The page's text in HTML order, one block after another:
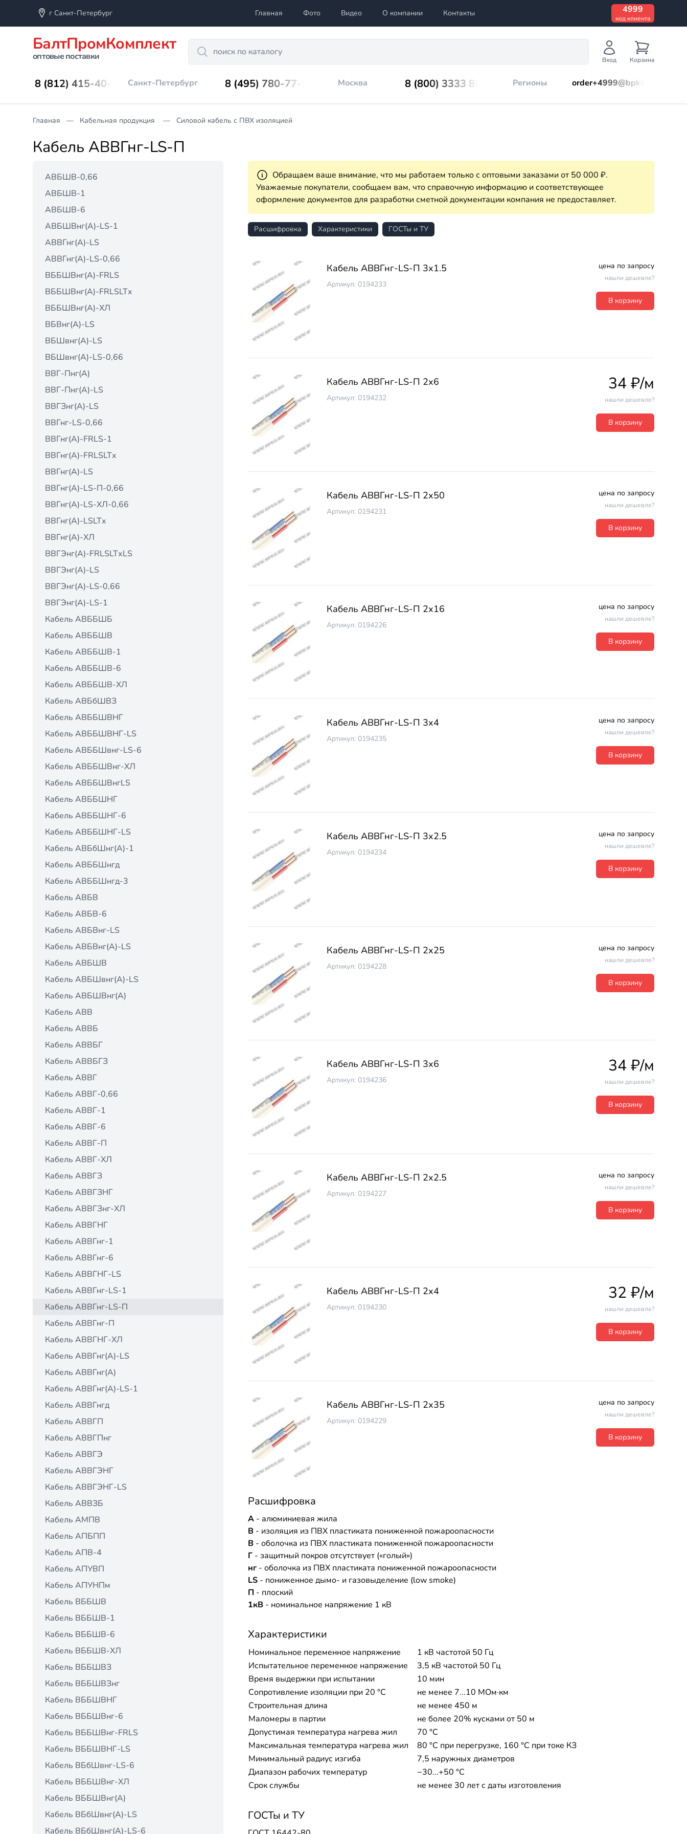
г Санкт-Петербург Главная Фото Видео О компании Контакты 4999
код клиента
БалтПромКомплект
оптовые поставки
Search
Вход Корзина
8 (812) 415-40-45 Санкт-Петербург 8 (495) 780-77-98 Москва 8 (800) 3333 899 Регионы order+4999@bpks.ru
Главная Кабельная продукция Силовой кабель с ПВХ изоляцией
Кабель АВВГнг-LS-П
АВБШВ-0,66
АВБШВ-1
АВБШВ-6
АВБШВнг(А)-LS-1
АВВГнг(А)-LS
АВВГнг(А)-LS-0,66
ВББШВнг(А)-FRLS
ВББШВнг(А)-FRLSLTх
ВББШВнг(А)-ХЛ
ВБВнг(А)-LS
ВБШвнг(А)-LS
ВБШвнг(А)-LS-0,66
ВВГ-Пнг(А)
ВВГ-Пнг(А)-LS
ВВГЗнг(А)-LS
ВВГнг-LS-0,66
ВВГнг(А)-FRLS-1
ВВГнг(А)-FRLSLTх
ВВГнг(А)-LS
ВВГнг(А)-LS-П-0,66
ВВГнг(А)-LS-ХЛ-0,66
ВВГнг(А)-LSLTх
ВВГнг(А)-ХЛ
ВВГЭнг(А)-FRLSLTхLS
ВВГЭнг(А)-LS
ВВГЭнг(А)-LS-0,66
ВВГЭнг(А)-LS-1
Кабель АВББШБ
Кабель АВББШВ
Кабель АВББШВ-1
Кабель АВББШВ-6
Кабель АВББШВ-ХЛ
Кабель АВБбШВЗ
Кабель АВББШВНГ
Кабель АВББШВНГ-LS
Кабель АВББШвнг-LS-6
Кабель АВББШВнг-ХЛ
Кабель АВББШВнгLS
Кабель АВББШНГ
Кабель АВББШНГ-6
Кабель АВББШНГ-LS
Кабель АВБбШнг(А)-1
Кабель АВББШнгд
Кабель АВББШнгд-3
Кабель АВБВ
Кабель АВБВ-6
Кабель АВБВнг-LS
Кабель АВБВнг(A)-LS
Кабель АВБШВ
Кабель АВБШвнг(A)-LS
Кабель АВБШВнг(А)
Кабель АВВ
Кабель АВВБ
Кабель АВВБГ
Кабель АВВБГЗ
Кабель АВВГ
Кабель АВВГ-0,66
Кабель АВВГ-1
Кабель АВВГ-6
Кабель АВВГ-П
Кабель АВВГ-ХЛ
Кабель АВВГЗ
Кабель АВВГЗНГ
Кабель АВВГЗнг-ХЛ
Кабель АВВГНГ
Кабель АВВГнг-1
Кабель АВВГнг-6
Кабель АВВГНГ-LS
Кабель АВВГнг-LS-1
Кабель АВВГнг-LS-П
Кабель АВВГнг-П
Кабель АВВГНГ-ХЛ
Кабель АВВГнг(A)-LS
Кабель АВВГнг(А)
Кабель АВВГнг(А)-LS-1
Кабель АВВГнгд
Кабель АВВГП
Кабель АВВГПнг
Кабель АВВГЭ
Кабель АВВГЭНГ
Кабель АВВГЭНГ-LS
Кабель АВВЗБ
Кабель АМПВ
Кабель АПБПП
Кабель АПВ-4
Кабель АПУВП
Кабель АПУНПм
Кабель ВББШВ
Кабель ВББШВ-1
Кабель ВББШВ-6
Кабель ВББШВ-ХЛ
Кабель ВББШВЗ
Кабель ВББШВЗнг
Кабель ВББШВНГ
Кабель ВББШВнг-6
Кабель ВББШВнг-FRLS
Кабель ВББШВНГ-LS
Кабель ВБбШвнг-LS-6
Кабель ВББШВнг-ХЛ
Кабель ВББШВнг(А)
Кабель ВБбШвнг(А)-LS
Кабель ВБбШвнг(А)-LS-6
Обращаем ваше внимание, что мы работаем только с оптовыми заказами от 50 000 ₽.
Уважаемые покупатели, сообщаем вам, что справочную информацию и соответствующее
оформление документов для разработки сметной документации компания не предоставляет.
Расшифровка Характеристики ГОСТы и ТУ
Кабель АВВГнг-LS-П 3х1.5
Артикул: 0194233
цена по запросу
нашли дешевле?
В корзину
Кабель АВВГнг-LS-П 2х6
Артикул: 0194232
34 ₽/м
нашли дешевле?
В корзину
Кабель АВВГнг-LS-П 2х50
Артикул: 0194231
цена по запросу
нашли дешевле?
В корзину
Кабель АВВГнг-LS-П 2х16
Артикул: 0194226
цена по запросу
нашли дешевле?
В корзину
Кабель АВВГнг-LS-П 3х4
Артикул: 0194235
цена по запросу
нашли дешевле?
В корзину
Кабель АВВГнг-LS-П 3х2.5
Артикул: 0194234
цена по запросу
нашли дешевле?
В корзину
Кабель АВВГнг-LS-П 2х25
Артикул: 0194228
цена по запросу
нашли дешевле?
В корзину
Кабель АВВГнг-LS-П 3х6
Артикул: 0194236
34 ₽/м
нашли дешевле?
В корзину
Кабель АВВГнг-LS-П 2х2.5
Артикул: 0194227
цена по запросу
нашли дешевле?
В корзину
Кабель АВВГнг-LS-П 2х4
Артикул: 0194230
32 ₽/м
нашли дешевле?
В корзину
Кабель АВВГнг-LS-П 2х35
Артикул: 0194229
цена по запросу
нашли дешевле?
В корзину
Расшифровка
А - алюминиевая жила
В - изоляция из ПВХ пластиката пониженной пожароопасности
В - оболочка из ПВХ пластиката пониженной пожароопасности
Г - защитный покров отсутствует («голый»)
нг - оболочка из ПВХ пластиката пониженной пожароопасности
LS - пониженное дымо- и газовыделение (low smoke)
П - плоский
1кВ - номинальное напряжение 1 кВ
Характеристики
Номинальное переменное напряжение
1 кВ частотой 50 Гц
Испытательное переменное напряжение
3,5 кВ частотой 50 Гц
Время выдержки при испытании
10 мин
Сопротивление изоляции при 20 °С
не менее 7...10 МОм·км
Строительная длина
не менее 450 м
Маломеры в партии
не более 20% кусками от 50 м
Допустимая температура нагрева жил
70 °C
Максимальная температура нагрева жил
80 °C при перегрузке, 160 °C при токе КЗ
Минимальный радиус изгиба
7,5 наружных диаметров
Диапазон рабочих температур
−30...+50 °C
Срок службы
не менее 30 лет с даты изготовления
ГОСТы и ТУ